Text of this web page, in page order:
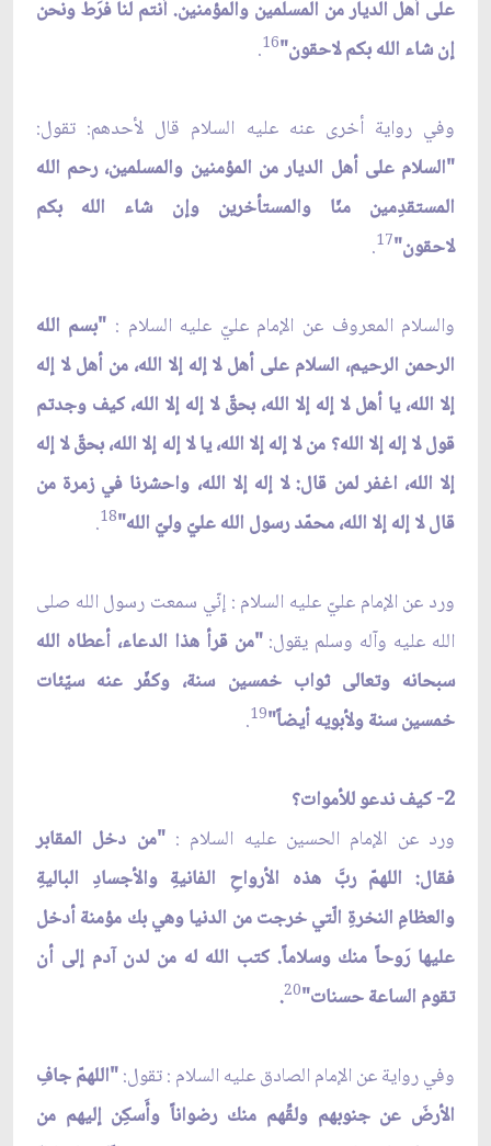
على أهل الديار من المسلمين والمؤمنين. أنتم لنا فرَط ونحن
إن شاء الله بكم لاحقون"16
.
وفي رواية أخرى عنه عليه السلام قال لأحدهم: تقول:
"السلام على أهل الديار من المؤمنين والمسلمين، رحم الله
المستقدِمين منّا والمستأخرين وإن شاء الله بكم
لاحقون"17
.
والسلام المعروف عن الإمام عليّ عليه السلام : "بسم الله
الرحمن الرحيم، السلام على أهل لا إله إلا الله، من أهل لا إله
إلا الله، يا أهل لا إله إلا الله، بحقّ لا إله إلا الله، كيف وجدتم
قول لا إله إلا الله؟ من لا إله إلا الله، يا لا إله إلا الله، بحقّ لا إله
إلا الله، اغفر لمن قال: لا إله إلا الله، واحشرنا في زمرة من
قال لا إله إلا الله، محمّد رسول الله عليّ وليّ الله"18
.
ورد عن الإمام عليّ عليه السلام : إنّي سمعت رسول الله صلى
الله عليه وآله وسلم يقول:"من قرأ هذا الدعاء، أعطاه الله
سبحانه وتعالى ثواب خمسين سنة، وكفّر عنه سيّئات
خمسين سنة ولأبويه أيضاً"19
.
2- كيف ندعو للأموات؟
ورد عن الإمام الحسين عليه السلام :"من دخل المقابر
فقال: اللهمّ ربَّ هذه الأرواحِ الفانيةِ والأجسادِ الباليةِ
والعظامِ النخرةِ الّتي خرجت من الدنيا وهي بك مؤمنة أدخل
عليها رَوحاً منك وسلاماً. كتب الله له من لدن آدم إلى أن
تقوم الساعة حسنات"20
.
وفي رواية عن الإمام الصادق عليه السلام : تقول:"اللهمّ جافِ
الأرضَ عن جنوبهم ولقِّهم منك رضواناً وأَسكِن إليهم من